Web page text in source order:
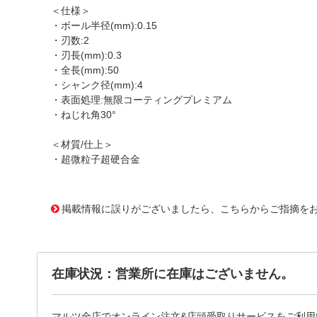
＜仕様＞
・ボール半径(mm):0.15
・刃数:2
・刃長(mm):0.3
・全長(mm):50
・シャンク径(mm):4
・表面処理:無限コーティングプレミアム
・ねじれ角30°
＜材質/仕上＞
・超微粒子超硬合金
掲載情報に誤りがございましたら、こちらからご指摘を
在庫状況：営業所に在庫はございません。